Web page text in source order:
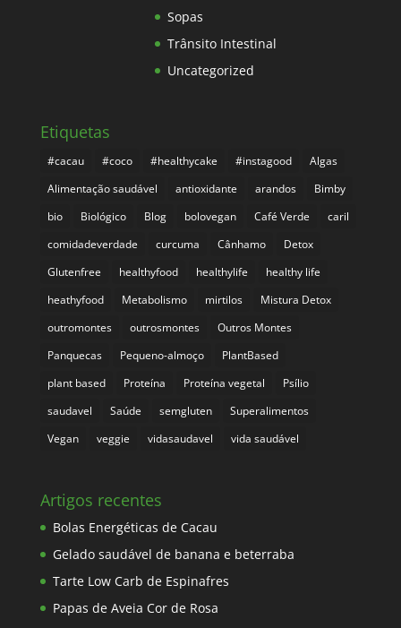
Sopas
Trânsito Intestinal
Uncategorized
Etiquetas
#cacau #coco #healthycake #instagood
Algas
Alimentação saudável
antioxidante arandos
Bimby
bio
Biológico Blog bolovegan Café Verde
caril
comidadeverdade
curcuma Cânhamo
Detox
Glutenfree
healthyfood healthylife
healthy life
heathyfood
Metabolismo mirtilos
Mistura Detox
outromontes
outrosmontes
Outros Montes
Panquecas
Pequeno-almoço
PlantBased
plant based
Proteína Proteína vegetal
Psílio
saudavel
Saúde semgluten
Superalimentos
Vegan
veggie vidasaudavel vida saudável
Artigos recentes
Bolas Energéticas de Cacau
Gelado saudável de banana e beterraba
Tarte Low Carb de Espinafres
Papas de Aveia Cor de Rosa